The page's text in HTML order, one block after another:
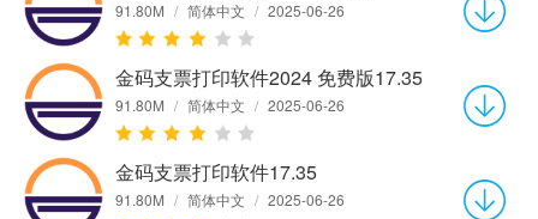
91.80M / 简体中文 / 2025-06-26
金码支票打印软件2024 免费版17.35
91.80M / 简体中文 / 2025-06-26
金码支票打印软件17.35
91.80M / 简体中文 / 2025-06-26